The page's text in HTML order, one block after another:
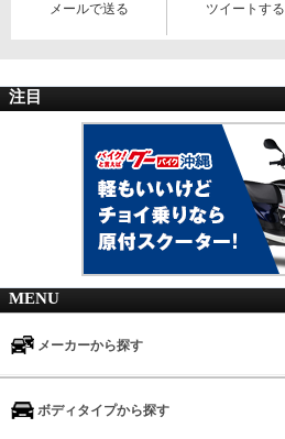
メールで送る ツイートする
注目
MENU
メーカーから探す
ボディタイプから探す